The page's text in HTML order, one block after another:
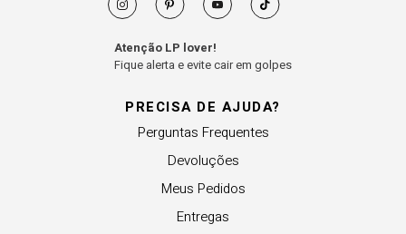
PRECISA DE AJUDA?
Perguntas Frequentes
Devoluções
Meus Pedidos
Entregas
Atenção LP lover!
Fique alerta e evite cair em golpes